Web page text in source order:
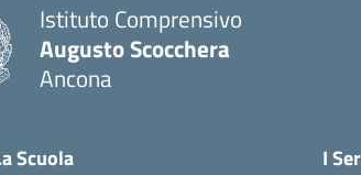
Istituto Comprensivo
Augusto Scocchera
Ancona
Scuola I